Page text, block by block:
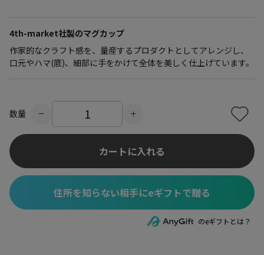
4th-market社製のマグカップ
作家的なクラフト感を、量産するプロダクトとしてアレンジし、
口元やハマ(底)、細部に手をかけて全体を美しく仕上げています。
数量
カートに入れる
住所を知らない相手にeギフトで贈る
のeギフトとは？